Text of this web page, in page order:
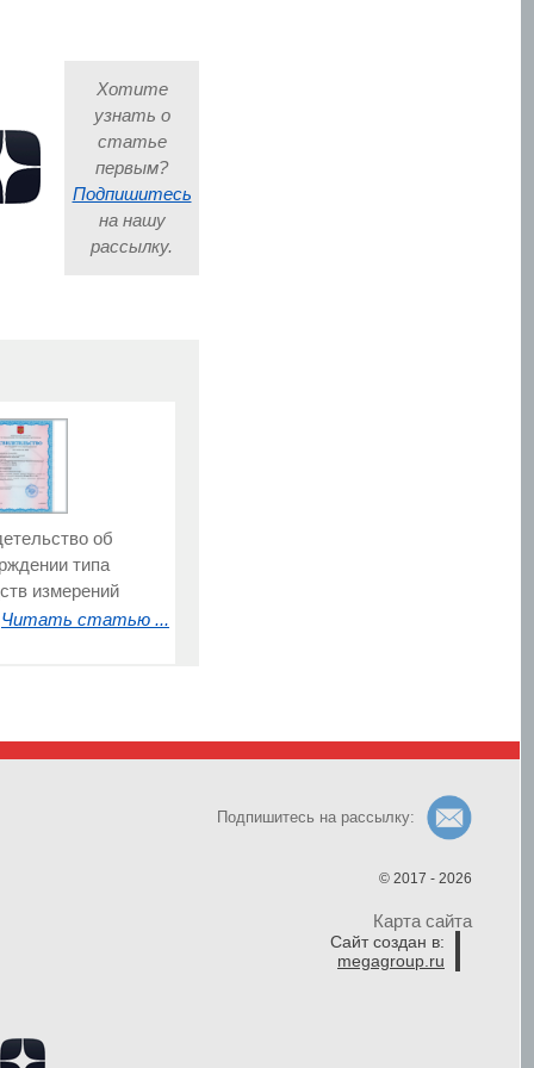
Хотите
узнать о
статье
первым?
Подпишитесь
на нашу
рассылку.
об
типа
измерений
Читать статью ...
Подпишитесь на рассылку:
© 2017 - 2026
Карта сайта
Сайт создан в:
megagroup.ru